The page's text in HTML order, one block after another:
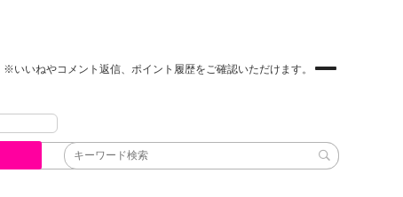
※いいねやコメント返信、ポイント履歴をご確認いただけます。